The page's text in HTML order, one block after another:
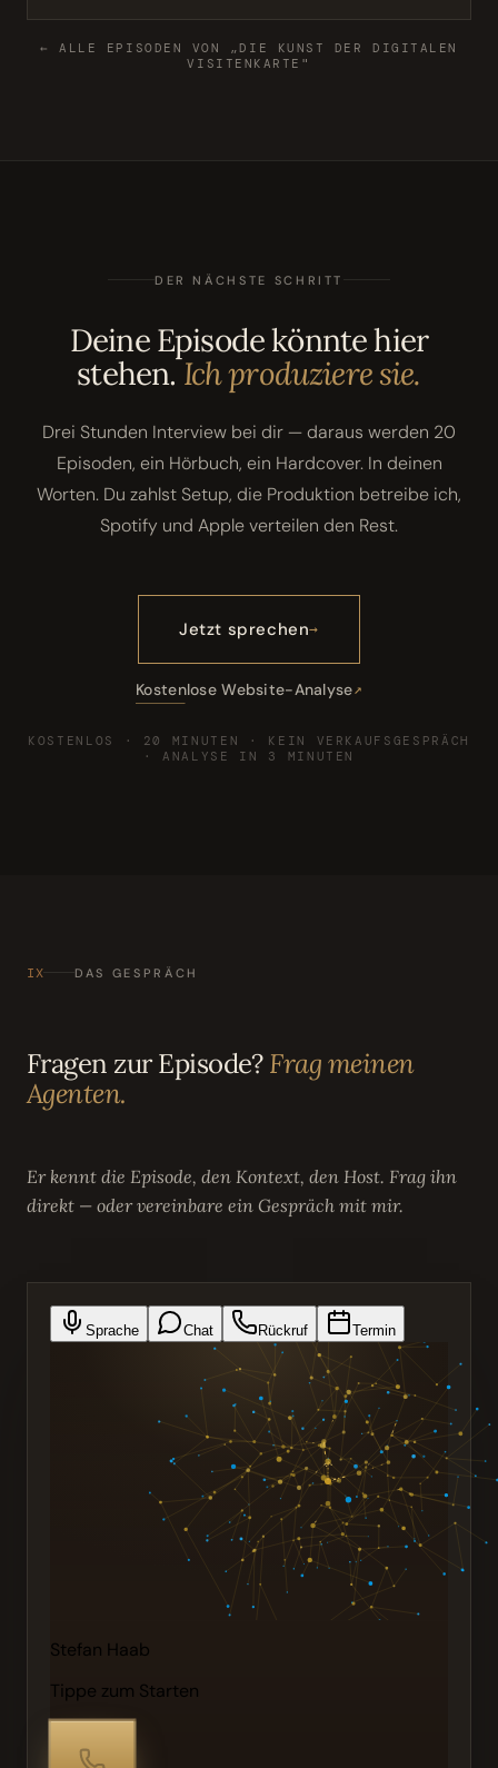
← ALLE EPISODEN VON „DIE KUNST DER DIGITALEN
VISITENKARTE"
DER NÄCHSTE SCHRITT
Deine Episode könnte hier
stehen.Ich produziere sie.
Drei Stunden Interview bei dir — daraus werden 20
Episoden, ein Hörbuch, ein Hardcover. In deinen
Worten. Du zahlst Setup, die Produktion betreibe ich,
Spotify und Apple verteilen den Rest.
Jetzt sprechen
Kostenlose Website-Analyse
KOSTENLOS · 20 MINUTEN · KEIN VERKAUFSGESPRÄCH
· ANALYSE IN 3 MINUTEN
IX DAS GESPRÄCH
Fragen zur Episode?Frag meinen
Agenten.
Er kennt die Episode, den Kontext, den Host. Frag ihn
direkt — oder vereinbare ein Gespräch mit mir.
Sprache Chat Rückruf Termin
Stefan Haab
Tippe zum Starten